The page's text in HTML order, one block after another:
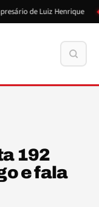
de Luiz Henrique
192
e fala